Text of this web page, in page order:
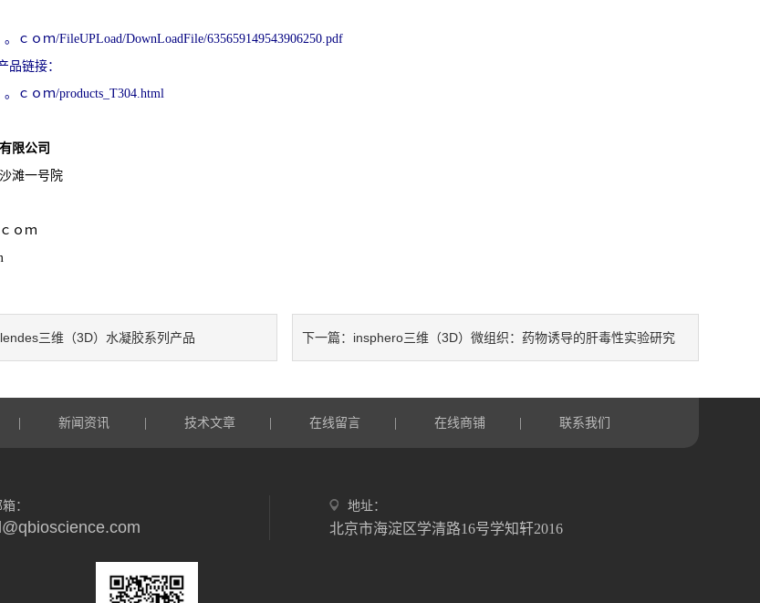
。ｃｏｍ/FileUPLoad/DownLoadFile/635659149543906250.pdf
品链接：
。ｃｏｍ/products_T304.html
限公司
滩一号院
ｏｍ
三维（3D）水凝胶系列产品 下一篇： insphero三维（3D）微组织：药物诱导的肝毒性实验研究
新闻资讯 技术文章 在线留言 在线商铺 联系我们
： 地址：
北京市海淀区学清路16号学知轩2016